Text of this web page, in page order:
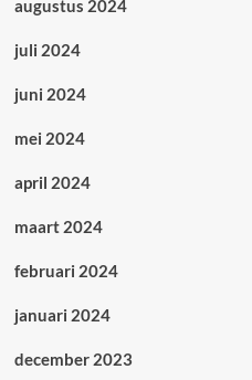
augustus 2024
juli 2024
juni 2024
mei 2024
april 2024
maart 2024
februari 2024
januari 2024
december 2023